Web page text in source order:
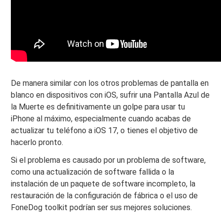
De manera similar con los otros problemas de pantalla en
blanco en dispositivos con iOS, sufrir una Pantalla Azul de
la Muerte es definitivamente un golpe para usar tu
iPhone al máximo, especialmente cuando acabas de
actualizar tu teléfono a iOS 17, o tienes el objetivo de
hacerlo pronto.
Si el problema es causado por un problema de software,
como una actualización de software fallida o la
instalación de un paquete de software incompleto, la
restauración de la configuración de fábrica o el uso de
FoneDog toolkit podrían ser sus mejores soluciones.